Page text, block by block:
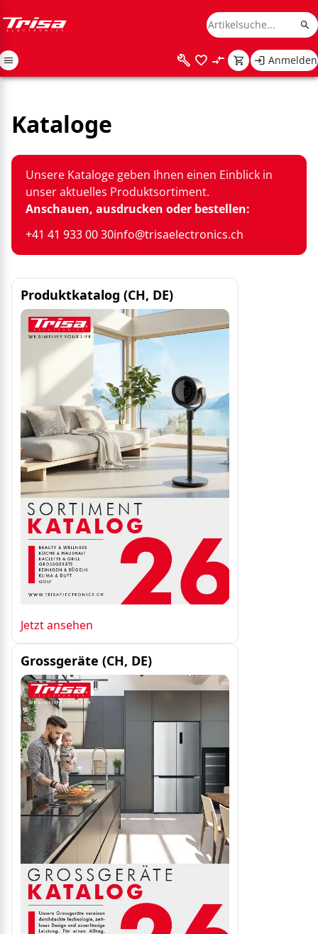
Anmelden
Kataloge
Unsere Kataloge geben Ihnen einen Einblick in
unser aktuelles Produktsortiment.
Anschauen, ausdrucken oder bestellen:
+41 41 933 00 30info@trisaelectronics.ch
Produktkatalog (CH, DE)
Jetzt ansehen
Grossgeräte (CH, DE)